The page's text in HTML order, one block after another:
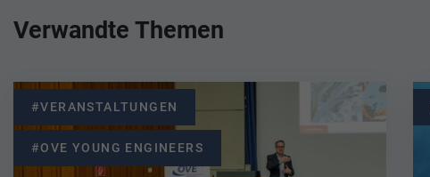
Verwandte Themen
#VERANSTALTUNGEN
#OVE YOUNG ENGINEERS